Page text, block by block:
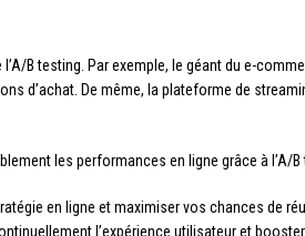
B testing. Par exemple, le géant du e-
d’achat. De même, la plateforme de
les performances en ligne grâce à l’A/
en ligne et maximiser vos chances de
l’expérience utilisateur et